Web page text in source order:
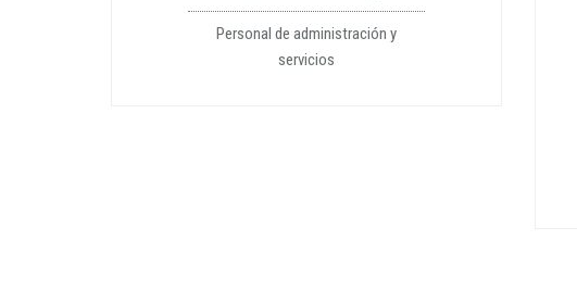
Personal de administración y
servicios